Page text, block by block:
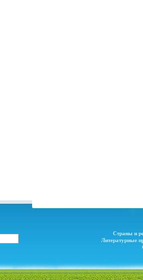
Страны и
Литературные